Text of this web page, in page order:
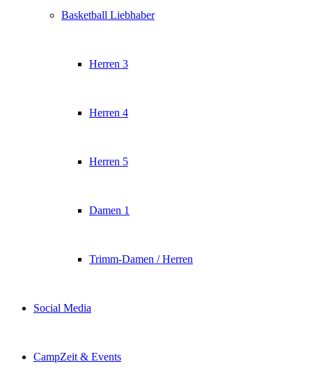
Basketball Liebhaber
Herren 3
Herren 4
Herren 5
Damen 1
Trimm-Damen / Herren
Social Media
CampZeit & Events